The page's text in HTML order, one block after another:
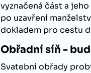
vyznačená část a
po uzavření
dokladem pro cestu
Obřadní síň -
Svatební obřady